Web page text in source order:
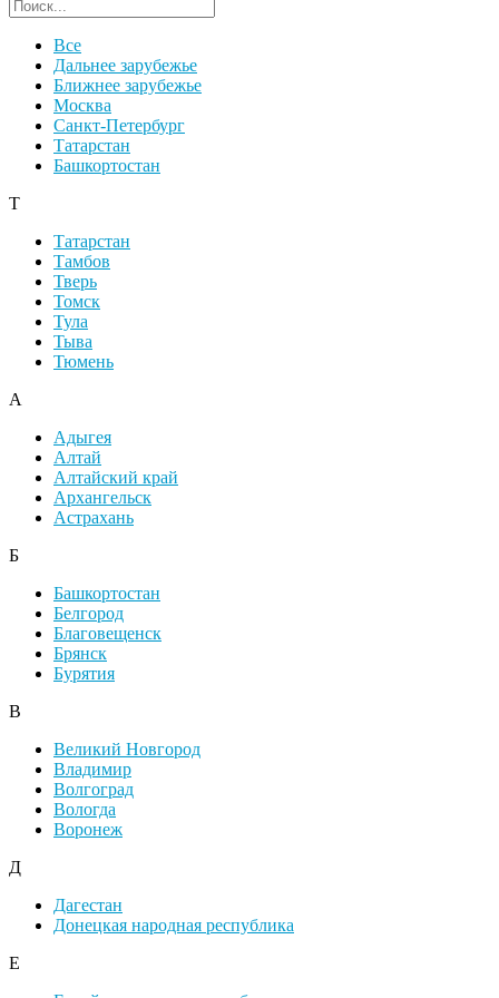
Все
Дальнее зарубежье
Ближнее зарубежье
Москва
Санкт-Петербург
Татарстан
Башкортостан
Т
Татарстан
Тамбов
Тверь
Томск
Тула
Тыва
Тюмень
А
Адыгея
Алтай
Алтайский край
Архангельск
Астрахань
Б
Башкортостан
Белгород
Благовещенск
Брянск
Бурятия
В
Великий Новгород
Владимир
Волгоград
Вологда
Воронеж
Д
Дагестан
Донецкая народная республика
Е